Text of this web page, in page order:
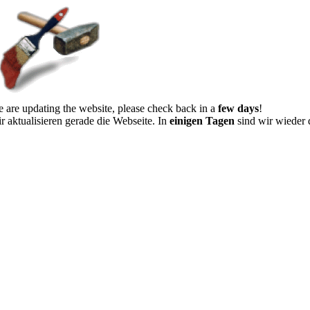
are updating the website, please check back in a few days!
aktualisieren gerade die Webseite. In einigen Tagen sind wir wieder